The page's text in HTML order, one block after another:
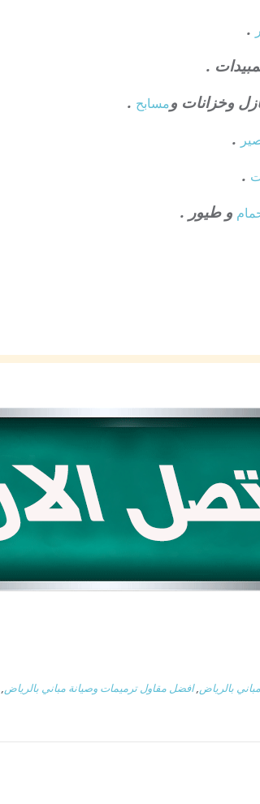
.
.
وخزانات ومسابح .
.
.
و طيور .
بالرياض,افضل مقاول ترميمات وصيانة مباني بالرياض,